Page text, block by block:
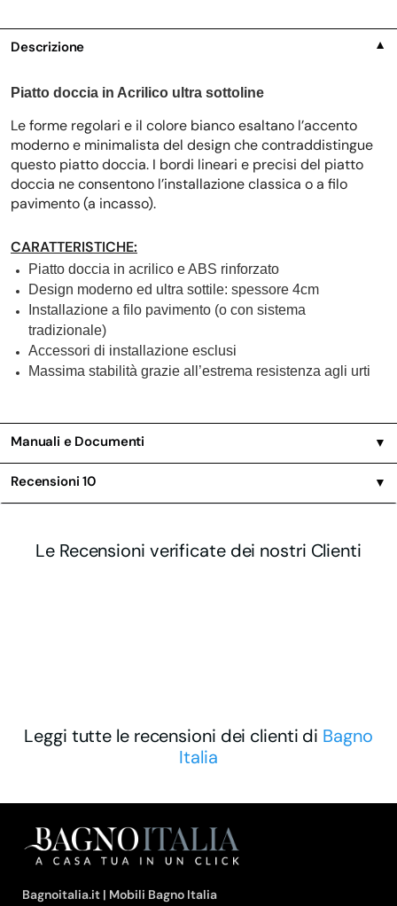
Descrizione ▼
Piatto doccia in Acrilico ultra sottoline
Le forme regolari e il colore bianco esaltano l’accento
moderno e minimalista del design che contraddistingue
questo piatto doccia. I bordi lineari e precisi del piatto
doccia ne consentono l’installazione classica o a filo
pavimento (a incasso).
CARATTERISTICHE:
Piatto doccia in acrilico e ABS rinforzato
Design moderno ed ultra sottile: spessore 4cm
Installazione a filo pavimento (o con sistema
tradizionale)
Accessori di installazione esclusi
Massima stabilità grazie all’estrema resistenza agli urti
Manuali e Documenti ▼
Recensioni10 ▼
Le Recensioni verificate dei nostri Clienti
Leggi tutte le recensioni dei clienti di Bagno
Italia
Bagnoitalia.it | Mobili Bagno Italia